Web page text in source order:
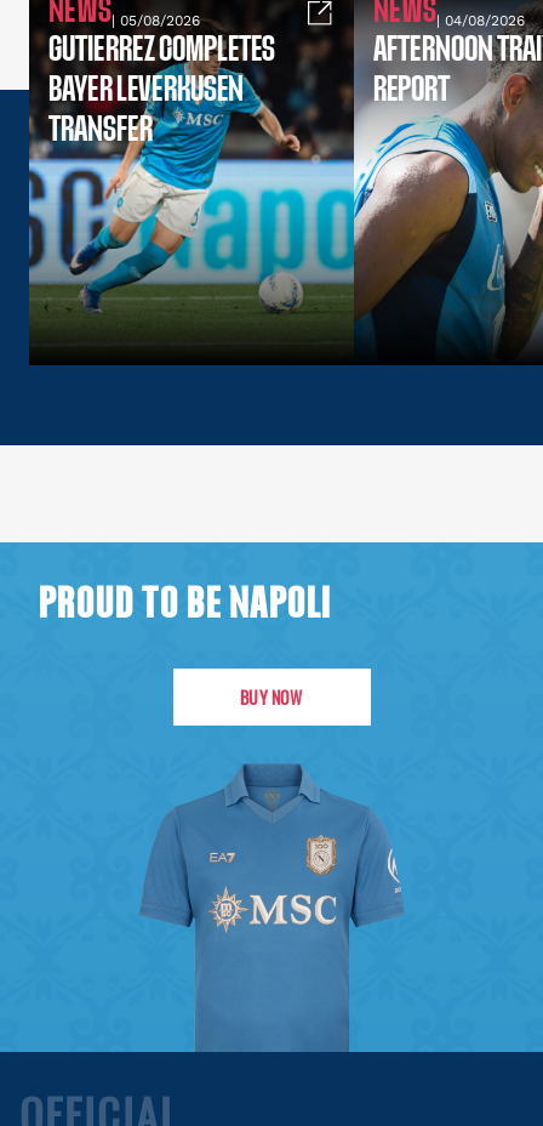
NEWS| 05/08/2026
GUTIERREZ COMPLETES
BAYER LEVERKUSEN
TRANSFER
NEWS| 04/08/2026
AFTERNOON
REPORT
PROUD TO BE NAPOLI
BUY NOW